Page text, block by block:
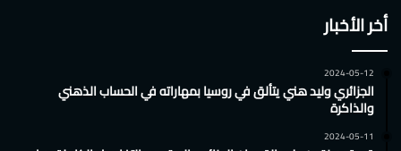
أخر الأخبار
2024-05-12
الجزائري وليد هني يتألق في روسيا بمهاراته في الحساب الذهني
والذاكرة
2024-05-11